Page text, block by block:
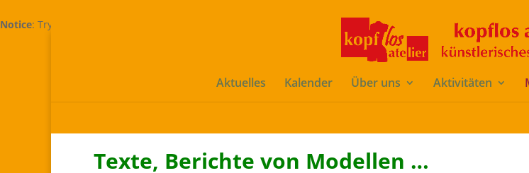
Notice: Trying to access array offset on value of type bool in /home/kopggdle/www.kopflos-ev.de/wp-
Aktuelles Kalender Über uns Aktivitäten
Texte, Berichte von Modellen …